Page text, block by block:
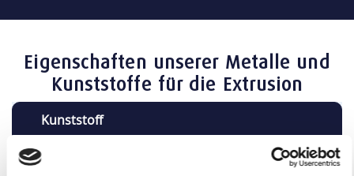
Eigenschaften unserer Metalle und
Kunststoffe für die Extrusion
Kunststoff
Allgemeine Toleranz: